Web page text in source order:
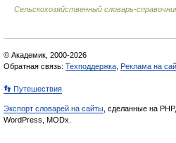
Сельскохозяйственный словарь-
© Академик, 2000-2026
Обратная связь: Техподдержка Реклама на
👣 Путешествия
Экспорт словарей на сайты , сделанные на PHP,
WordPress, MODx.